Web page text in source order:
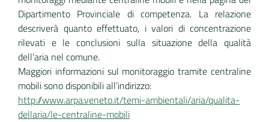
Dipartimento Provinciale di competenza. La relazione
descriverà quanto effettuato, i valori di concentrazione
rilevati e le conclusioni sulla situazione della qualità
dell’aria nel comune.
Maggiori informazioni sul monitoraggio tramite centraline
mobili sono disponibili all’indirizzo:
http://www.arpa.veneto.it/temi-ambientali/aria/qualita-
dellaria/le-centraline-mobili